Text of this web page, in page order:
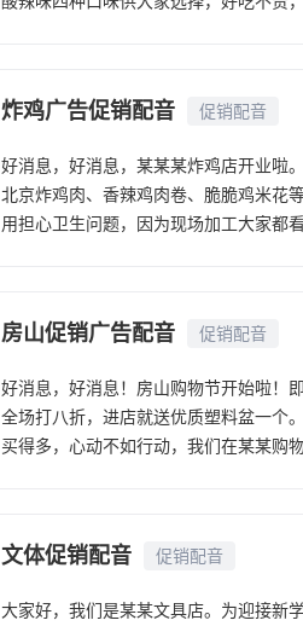
炸鸡广告促销配音 促销配音
好消息，好消息，某某某炸鸡店开业啦
北京炸鸡肉、香辣鸡肉卷、脆脆鸡米花
用担心卫生问题，因为现场加工大家都
房山促销广告配音 促销配音
好消息，好消息！房山购物节开始啦！
全场打八折，进店就送优质塑料盆一个
买得多，心动不如行动，我们在某某购
文体促销配音 促销配音
大家好，我们是某某文具店。为迎接新